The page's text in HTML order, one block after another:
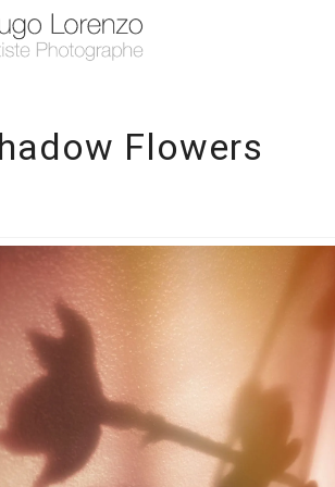
Flowers